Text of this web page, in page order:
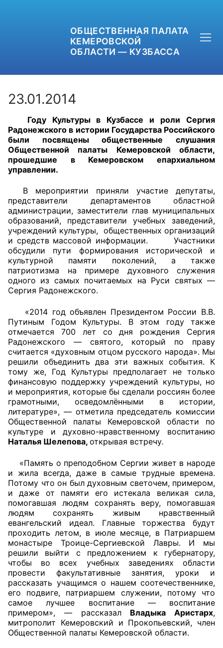
ОБЩЕСТВЕННАЯ ПАЛАТА
КЕМЕРОВСКОЙ
ОБЛАСТИ — КУЗБАССА
+7 (3842) 58-82-40
OPKO42@BK.RU
Главная
Общественные советы
Общественные советы при территориальных
исполнительной власти
Общественные советы по проведению
независимой оценки качества условий
оказания услуг
О Палате
Структура Палаты
Комиссии
Экспертный совет ОП КО
Совет ОП КО
Общественный штаб
Члены ОП КО
Документы ОП КО
Регламент ОП КО
Кодекс этики ОП КО
Положения
Соглашения
23.01.2014
Году Культуры в Кузбассе и роли Сергия
Радонежского в истории Государства Российского
были посвящены общественные слушания
Общественной палаты Кемеровской области,
прошедшие в Кемеровском епархиальном
управлении.
В мероприятии приняли участие депутаты,
представители департаментов областной
администрации, заместители глав муниципальных
образований, представители учебных заведений,
учреждений культуры, общественных организаций
и средств массовой информации. Участники
обсудили пути формирования исторической и
культурной памяти поколений, а также
патриотизма на примере духовного служения
одного из самых почитаемых на Руси святых —
Сергия Радонежского.
«2014 год объявлен Президентом России В.В.
Путиным Годом Культуры. В этом году также
отмечается 700 лет со дня рождения Сергия
Радонежского — святого, который по праву
считается «духовным отцом русского народа». Мы
решили объединить два эти важных события. К
тому же, Год Культуры предполагает не только
финансовую поддержку учреждений культуры, но
и мероприятия, которые бы сделали россиян более
грамотными, осведомлёнными в истории,
литературе», — отметила председатель комиссии
Общественной палаты Кемеровской области по
культуре и духовно-нравственному воспитанию
Наталья Шелепова, открывая встречу.
«Память о преподобном Сергии живет в народе
и жила всегда, даже в самые трудные времена.
Потому что он был духовным светочем, примером,
и даже от памяти его истекала великая сила,
помогавшая людям сохранять веру, помогавшая
людям сохранять живым нравственный
евангельский идеал. Главные торжества будут
проходить летом, в июле месяце, в Патриаршем
монастыре Троице-Сергиевской Лавры. И мы
решили выйти с предложением к губернатору,
чтобы во всех учебных заведениях области
провести факультативные занятия, уроки и
рассказать учащимся о нашем соотечественнике,
его подвиге, патриаршем служении, потому что
самое лучшее воспитание — воспитание
примером», — рассказал Владыка Аристарх,
митрополит Кемеровский и Прокопьевский, член
Общественной палаты Кемеровской области.